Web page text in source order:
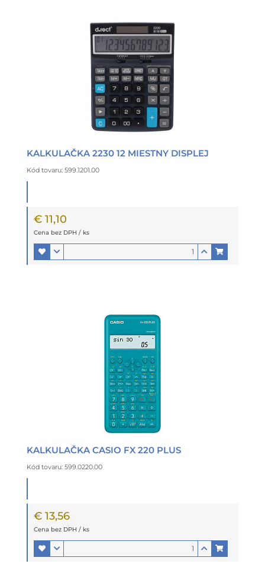
KALKULAČKA 2230 12 MIESTNY DISPLEJ
Kód tovaru: 599.1201.00
€ 11,10
Cena bez DPH / ks
KALKULAČKA CASIO FX 220 PLUS
Kód tovaru: 599.0220.00
€ 13,56
Cena bez DPH / ks